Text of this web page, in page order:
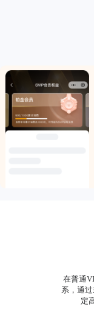
在普通
系，通
定